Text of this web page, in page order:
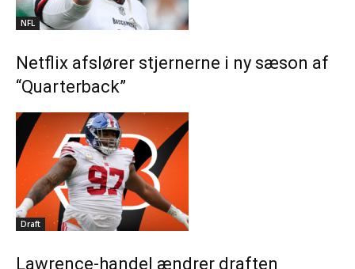
NFL
Netflix afslører stjernerne i ny sæson af
“Quarterback”
Draft
Lawrence-handel ændrer draften